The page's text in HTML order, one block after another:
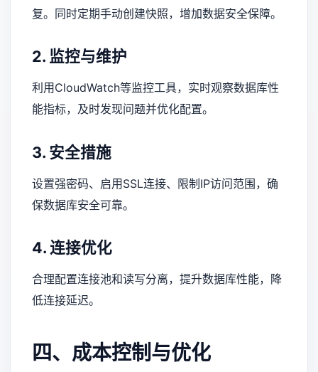
复。同时定期手动创建快照，增加数据安全保障。
2. 监控与维护
利用CloudWatch等监控工具，实时观察数据库性
能指标，及时发现问题并优化配置。
3. 安全措施
设置强密码、启用SSL连接、限制IP访问范围，确
保数据库安全可靠。
4. 连接优化
合理配置连接池和读写分离，提升数据库性能，降
低连接延迟。
四、成本控制与优化